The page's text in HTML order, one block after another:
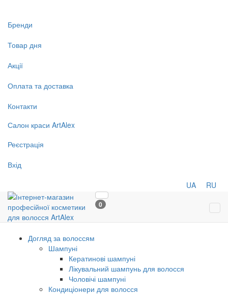
Бренди
Товар дня
Акції
Оплата та доставка
Контакти
Салон краси ArtAlex
Реєстрація
Вхід
UA RU
0
Догляд за волоссям
Шампуні
Кератинові шампуні
Лікувальний шампунь для волосся
Чоловічі шампуні
Кондиціонери для волосся